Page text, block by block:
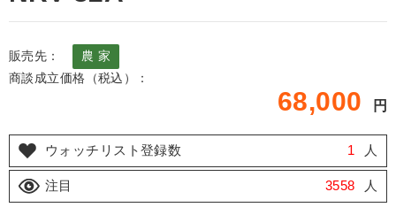
販売先：
農 家
商談成立価格（税込）：
68,000 円
ウォッチリスト登録数 1 人
注目 3558 人